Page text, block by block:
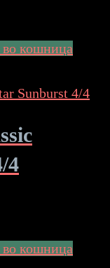
во кошница
4
во кошница